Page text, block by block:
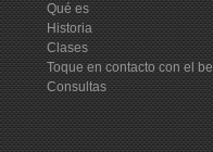
Qué es
Historia
Clases
Toque en contacto con el
Consultas